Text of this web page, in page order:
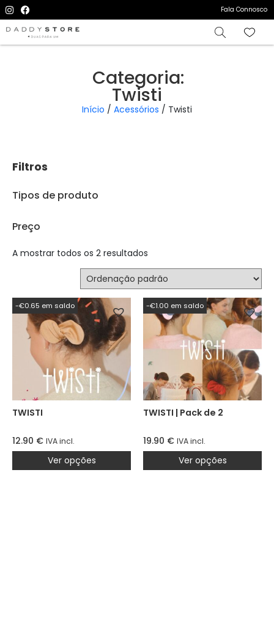
Fala Connosco
Categoria:
Twisti
Início / Acessórios / Twisti
Filtros
Tipos de produto
Preço
A mostrar todos os 2 resultados
TWISTI
12.90 € IVA incl.
-€0.65 em saldo
Ver opções
TWISTI | Pack de 2
19.90 € IVA incl.
-€1.00 em saldo
Ver opções